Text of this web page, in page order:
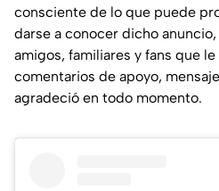
consciente de lo que puede
darse a conocer dicho
amigos, familiares y fans que
comentarios de apoyo,
agradeció en todo momento.